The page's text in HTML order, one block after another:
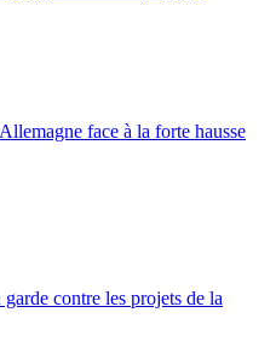
face à la forte hausse
contre les projets de la